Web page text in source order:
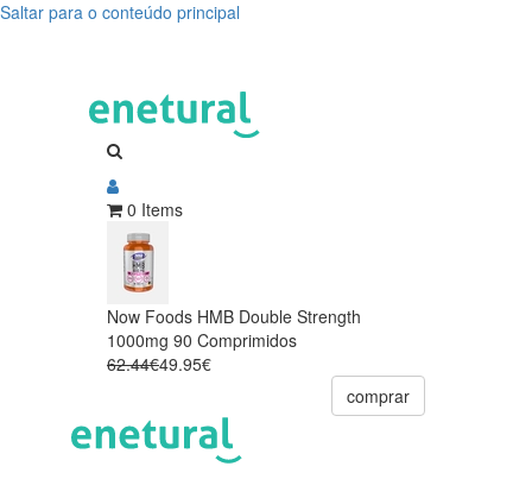
Saltar para o conteúdo principal
0 Items
Now Foods HMB Double Strength
1000mg 90 Comprimidos
62.44€49.95€
comprar